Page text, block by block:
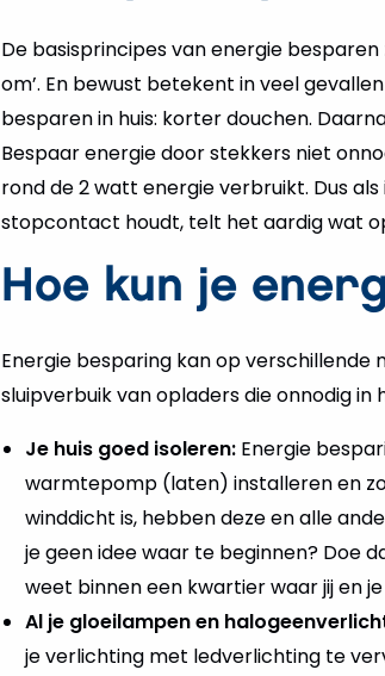
De basisprincipes van energie
om’. En bewust betekent in veel
besparen in huis: korter douchen.
Bespaar energie door stekkers niet
rond de 2 watt energie verbruikt. Dus
stopcontact houdt, telt het aardig wat
Hoe kun je
Energie besparing kan op verschillende
sluipverbuik van opladers die onnodig
Je huis goed isoleren: Energie
warmtepomp (laten) installeren en
winddicht is, hebben deze en alle
je geen idee waar te beginnen? Doe
weet binnen een kwartier waar jij en
Al je gloeilampen en
je verlichting met ledverlichting te